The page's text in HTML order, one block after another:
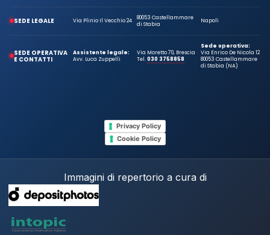
SEDE LEGALE Via Plinio Il Vecchio 24
80053 Castellammare
di Stabia
Napoli
SEDE OPERATIVA
E CONTATTI
Assistente legale:
Avv. Luca Zuppelli
Via Moretto 70, Brescia
Tel.030 3758858
Sede operativa:
Via Enrico De Nicola 12
80053 Castellammare
di Stabia (NA)
Privacy Policy
Cookie Policy
Immagini di repertorio a cura di